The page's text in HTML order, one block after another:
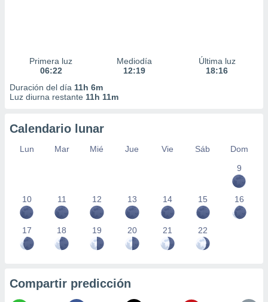
Primera luz
06:22
Mediodía
12:19
Última luz
18:16
Duración del día 11h 6m
Luz diurna restante 11h 11m
Calendario lunar
Lun Mar Mié Jue Vie Sáb
Dom
9
10 11 12 13 14 15 16
17 18 19 20 21 22
Compartir predicción